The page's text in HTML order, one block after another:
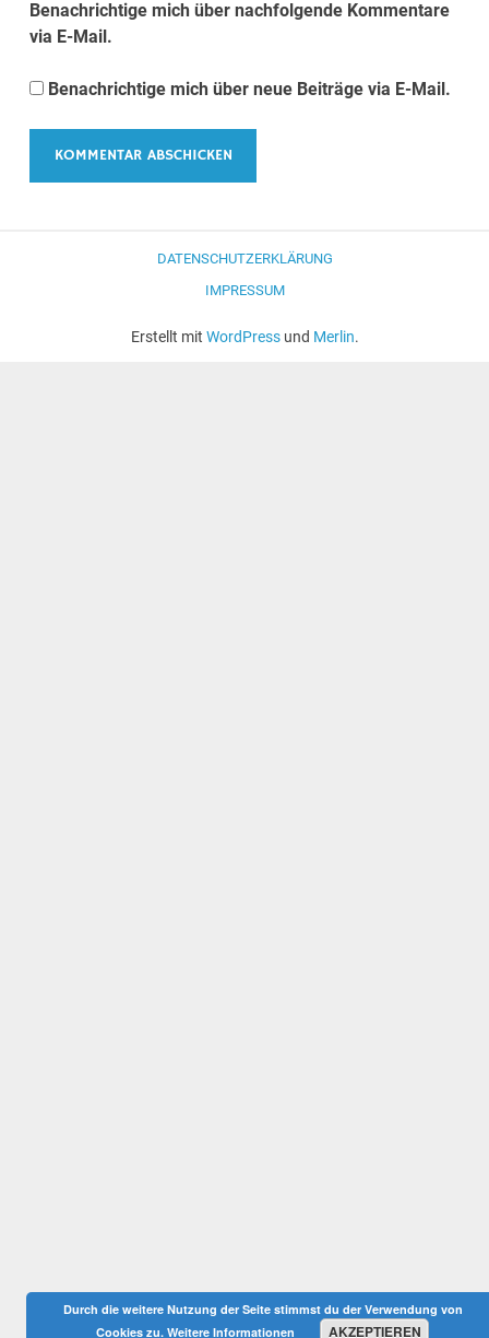
Benachrichtige mich über nachfolgende Kommentare
via E-Mail.
Benachrichtige mich über neue Beiträge via E-Mail.
DATENSCHUTZERKLÄRUNG
IMPRESSUM
Erstellt mit WordPressund Merlin.
Durch die weitere Nutzung der Seite stimmst du der Verwendung von
Cookies zu.Weitere Informationen AKZEPTIEREN